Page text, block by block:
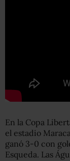
En la Copa
el estadio
ganó 3-0 con
Esqueda. Las